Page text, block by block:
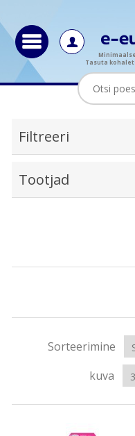
Tasuta
Filtreeri
Tootjad
Sorteerimine
kuva